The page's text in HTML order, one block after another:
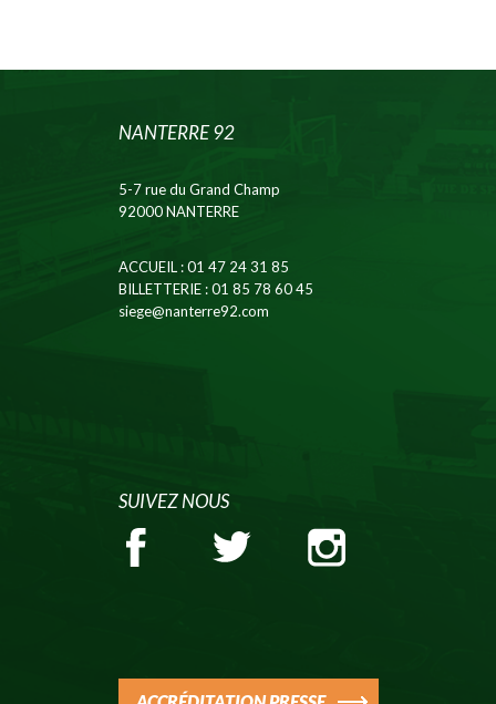
NANTERRE 92
5-7 rue du Grand Champ
92000 NANTERRE
ACCUEIL: 01 47 24 31 85
BILLETTERIE: 01 85 78 60 45
siege@nanterre92.com
SUIVEZ NOUS